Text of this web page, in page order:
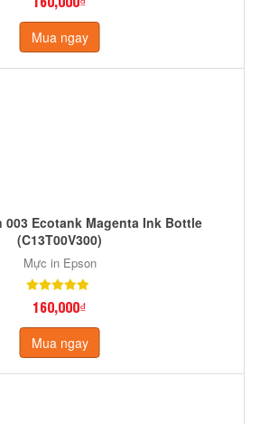
Mua ngay
003 Ecotank Magenta Ink Bottle
(C13T00V300)
Mực in Epson
160,000₫
Mua ngay